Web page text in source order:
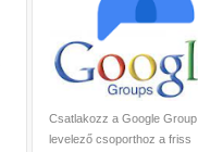
Csatlakozz a Google Group
levelező csoporthoz a friss